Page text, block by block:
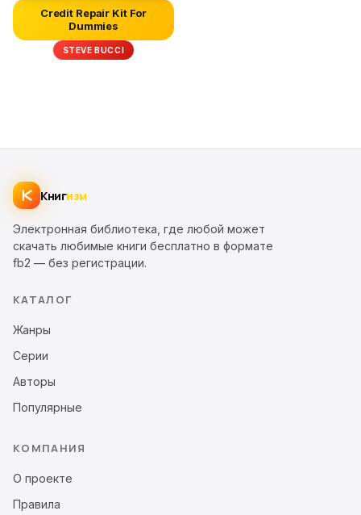
Credit Repair Kit For
Dummies
STEVE BUCCI
Книгизм
Электронная библиотека, где любой может
скачать любимые книги бесплатно в формате
fb2 — без регистрации.
КАТАЛОГ
Жанры
Серии
Авторы
Популярные
КОМПАНИЯ
О проекте
Правила